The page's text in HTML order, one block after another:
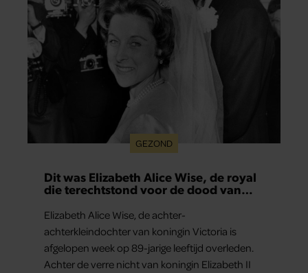
GEZOND
Dit was Elizabeth Alice Wise, de royal
die terechtstond voor de dood van
Elizabeth Alice Wise, de achter-
achterkleindochter van koningin Victoria is
afgelopen week op 89-jarige leeftijd overleden.
Achter de verre nicht van koningin Elizabeth II